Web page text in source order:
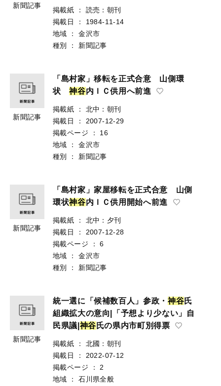
新聞記事
掲載紙 ：
読売：朝刊
掲載日
：
1984-11-14
地域
：
金沢市
種別
： 新聞記事
新聞記事
「島村家」移転を正式合意 山側環
状神谷内ＩＣ供用へ前進
掲載紙 ：
北中：朝刊
掲載日
：
2007-12-29
掲載ページ
：
16
地域
：
金沢市
種別
： 新聞記事
新聞記事
「島村家」家屋移転を正式合意 山側
環状神谷内ＩＣ供用開始へ前進
掲載紙 ：
北中：夕刊
掲載日
：
2007-12-28
掲載ページ
：
6
地域
：
金沢市
種別
： 新聞記事
新聞記事
統一選に「候補数百人」参政・神谷氏
組織拡大の意向|「予想より少ない」自
民県議|神谷 氏の県内市町別得票
掲載紙 ：
北國：朝刊
掲載日
：
2022-07-12
掲載ページ
：
2
地域
：
石川県全般